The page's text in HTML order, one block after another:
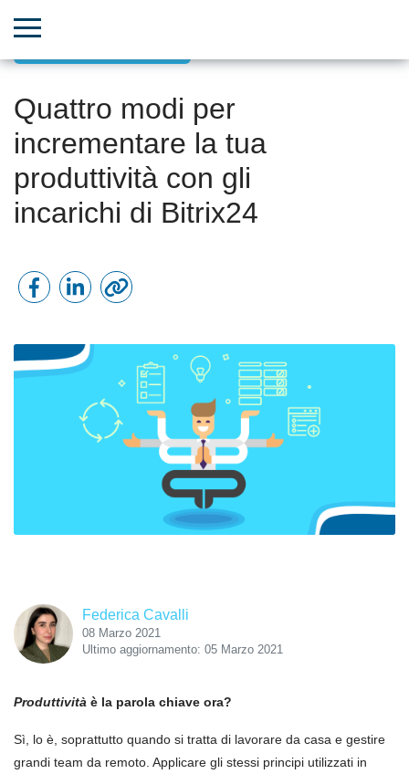
Quattro modi per
incrementare la tua
produttività con gli
incarichi di Bitrix24
Federica Cavalli
08 Marzo 2021
Ultimo aggiornamento: 05 Marzo 2021
Produttività è la parola chiave ora?
Sì, lo è , soprattutto quando si tratta di lavorare da casa e gestire
grandi team da remoto. Applicare gli stessi principi utilizzati in